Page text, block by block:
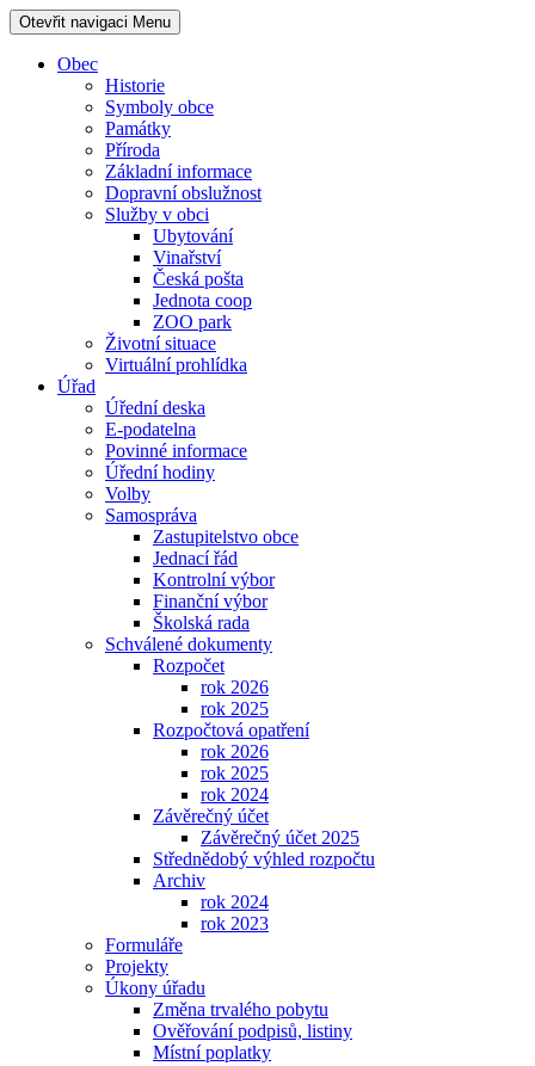
Otevřit navigaci Menu
Obec
Historie
Symboly obce
Památky
Příroda
Základní informace
Dopravní obslužnost
Služby v obci
Ubytování
Vinařství
Česká pošta
Jednota coop
ZOO park
Životní situace
Virtuální prohlídka
Úřad
Úřední deska
E-podatelna
Povinné informace
Úřední hodiny
Volby
Samospráva
Zastupitelstvo obce
Jednací řád
Kontrolní výbor
Finanční výbor
Školská rada
Schválené dokumenty
Rozpočet
rok 2026
rok 2025
Rozpočtová opatření
rok 2026
rok 2025
rok 2024
Závěrečný účet
Závěrečný účet 2025
Střednědobý výhled rozpočtu
Archiv
rok 2024
rok 2023
Formuláře
Projekty
Úkony úřadu
Změna trvalého pobytu
Ověřování podpisů, listiny
Místní poplatky